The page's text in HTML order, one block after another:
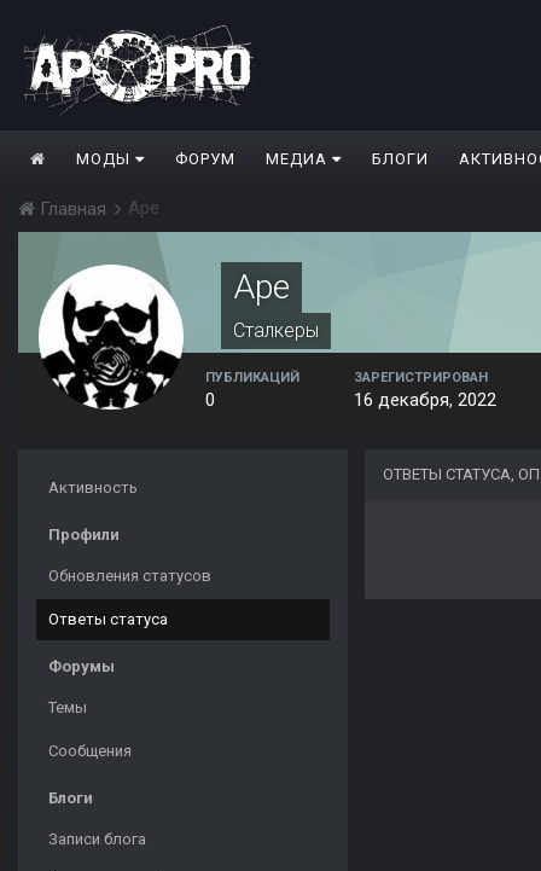
МОДЫ ФОРУМ МЕДИА БЛОГИ
Главная Ape
Ape
Сталкеры
ПУБЛИКАЦИЙ
0
ЗАРЕГИСТРИРОВАН
16 декабря, 2022
Активность
Профили
Обновления статусов
Ответы статуса
Форумы
Темы
Сообщения
Блоги
Записи блога
ОТВЕТЫ СТАТУСА,